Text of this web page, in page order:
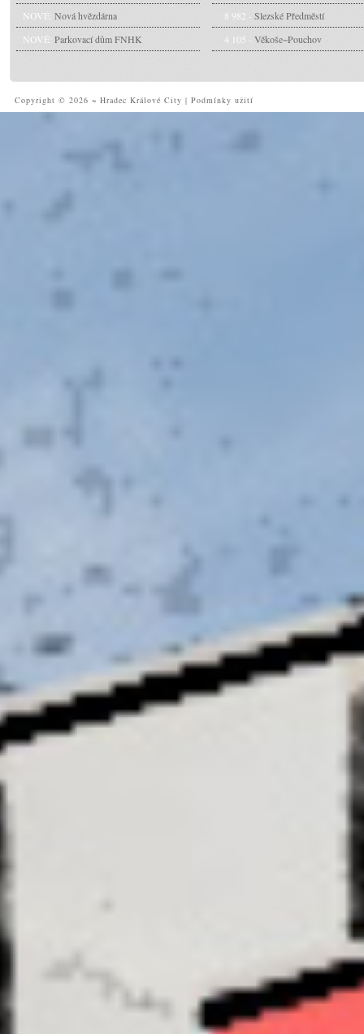
NOVÉ: Nová hvězdárna
NOVÉ: Parkovací dům FNHK
8 982 - Slezské Předměstí
4 105 - Věkoše~Pouchov
Copyright © 2026 ~ Hradec Králové City | Podmínky užití